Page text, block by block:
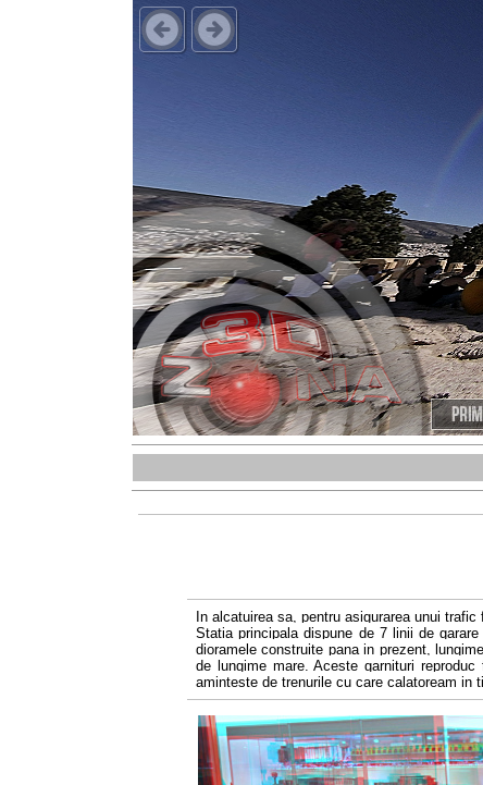
In alcatuirea sa, pentru asigurarea unui
Statia principala dispune de 7 linii de
dioramele construite pana in prezent,
de lungime mare. Aceste garnituri
aminteste de trenurile cu care calatoream in